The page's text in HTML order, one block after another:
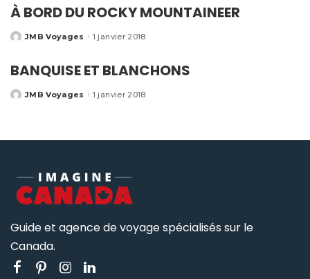
À BORD DU ROCKY MOUNTAINEER
JMB Voyages 1 janvier 2018
BANQUISE ET BLANCHONS
JMB Voyages 1 janvier 2018
Guide et agence de voyage spécialisés sur le
Canada.